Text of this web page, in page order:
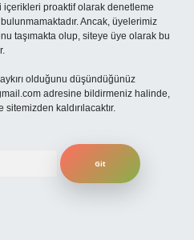
proaktif olarak denetleme
Ancak, üyelerimiz
taşımakta olup, siteye üye olarak bu
olduğunu düşündüğünüz
adresine bildirmeniz halinde,
kaldırılacaktır.